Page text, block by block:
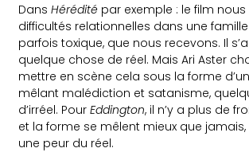
Dans Hérédité par exemple : le film
difficultés relationnelles dans une
parfois toxique, que nous recevons. Il
quelque chose de réel. Mais Ari Aster
mettre en scène cela sous la forme
mêlant malédiction et satanisme,
d’irréel. PourEddington, il n’y a plus de
et la forme se mêlent mieux que
une peur du réel.